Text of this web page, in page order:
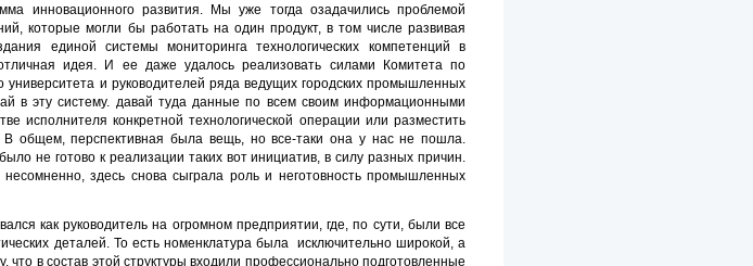
инновационного развития. Мы уже тогда озадачились проблемой
которые могли бы работать на один продукт, в том числе развивая
единой системы мониторинга технологических компетенций в
идея. И ее даже удалось реализовать силами Комитета по
и руководителей ряда ведущих городских промышленных
в эту систему. давай туда данные по всем своим информационными
исполнителя конкретной технологической операции или разместить
общем, перспективная была вещь, но все-таки она у нас не пошла.
не готово к реализации таких вот инициатив, в силу разных причин.
здесь снова сыграла роль и неготовность промышленных
как руководитель на огромном предприятии, где, по сути, были все
деталей. То есть номенклатура была исключительно широкой, а
в состав этой структуры входили профессионально подготовленные